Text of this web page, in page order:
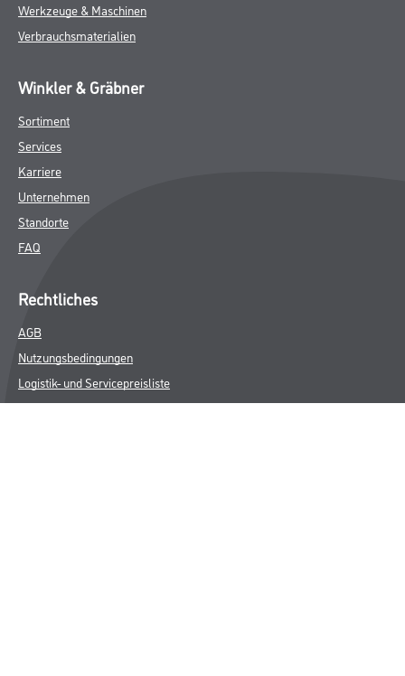
Werkzeuge & Maschinen
Verbrauchsmaterialien
Winkler & Gräbner
Sortiment
Services
Karriere
Unternehmen
Standorte
FAQ
Rechtliches
AGB
Nutzungsbedingungen
Logistik- und Servicepreisliste
Impressum